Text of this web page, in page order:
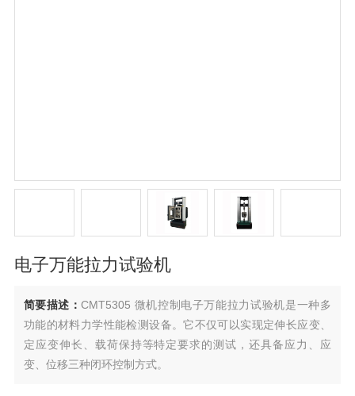
电子万能拉力试验机
简要描述： CMT5305 微机控制电子万能拉力试验机是一种多
功能的材料力学性能检测设备。它不仅可以实现定伸长应变、
定应变伸长、载荷保持等特定要求的测试，还具备应力、应
变、位移三种闭环控制方式。